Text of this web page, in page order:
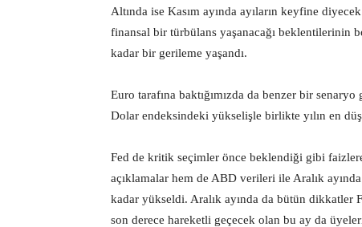
Altında ise Kasım ayında ayıların keyfine
finansal bir türbülans yaşanacağı beklentilerinin
kadar bir gerileme yaşandı.
Euro tarafına baktığımızda da benzer bir
Dolar endeksindeki yükselişle birlikte yılın en
Fed de kritik seçimler önce beklendiği gibi
açıklamalar hem de ABD verileri ile Aralık
kadar yükseldi. Aralık ayında da bütün dikkatler
son derece hareketli geçecek olan bu ay da